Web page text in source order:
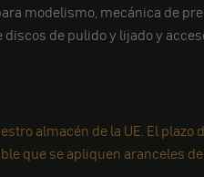
modelismo, mecánica de
de pulido y lijado y
almacén de la UE. El plazo
que se apliquen aranceles